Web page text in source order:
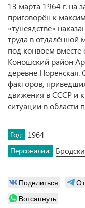
13 марта 1964 г. на
приговорён к
«тунеядстве»
труда в отдалённой
под конвоем
Коношский район
деревне Норенская.
факторов,
движения в СССР и
ситуации в области
Год: 1964
Персоналии:
Поделиться
Вотсапнуть